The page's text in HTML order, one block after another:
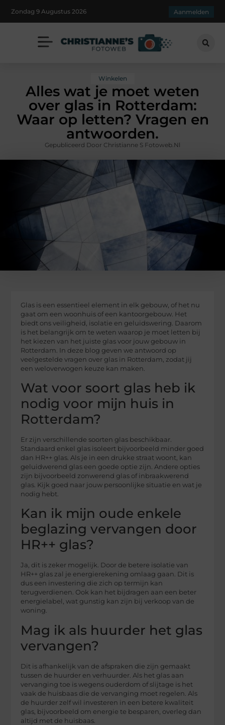
Zondag 9 Augustus 2026 Aanmelden
Winkelen
Alles wat je moet weten
over glas in Rotterdam:
Waar op letten? Vragen en
antwoorden.
Gepubliceerd Door Christianne S Fotoweb.nl
Glas is een essentieel element in elk gebouw, of het nu
gaat om een woonhuis of een kantoorgebouw. Het
biedt ons veiligheid, isolatie en geluidswering. Daarom
is het belangrijk om te weten waarop je moet letten bij
het kiezen van het juiste glas voor jouw gebouw in
Rotterdam. In deze blog geven we antwoord op
veelgestelde vragen over glas in Rotterdam, zodat jij
een weloverwogen keuze kan maken.
Wat voor soort glas heb ik
nodig voor mijn huis in
Rotterdam?
Er zijn verschillende soorten glas beschikbaar.
Standaard enkel glas isoleert bijvoorbeeld minder goed
dan HR++ glas. Als je in een drukke straat woont, kan
geluidwerend glas een goede optie zijn. Andere opties
zijn bijvoorbeeld zonwerend glas of inbraakwerend
glas. Kijk goed naar jouw persoonlijke situatie en wat je
nodig hebt.
Kan ik mijn oude enkele
beglazing vervangen door
HR++ glas?
Ja, dit is zeker mogelijk. Door de betere isolatie van
HR++ glas zal je energierekening omlaag gaan. Dit is
dus een investering die zich op termijn kan
terugverdienen. Ook kan het bijdragen aan een beter
energielabel, wat gunstig kan zijn bij verkoop van de
woning.
Mag ik als huurder het glas
vervangen?
Dit is afhankelijk van de afspraken die zijn gemaakt
tussen de huurder en verhuurder. Als het glas aan
vervanging toe is wegens ouderdom of slijtage is het
vaak de huisbaas die de vervanging moet regelen. Als
de huurder zelf wil investeren in een betere kwaliteit
glas, bijvoorbeeld om energie te besparen, overleg dan
altijd met de huisbaas.